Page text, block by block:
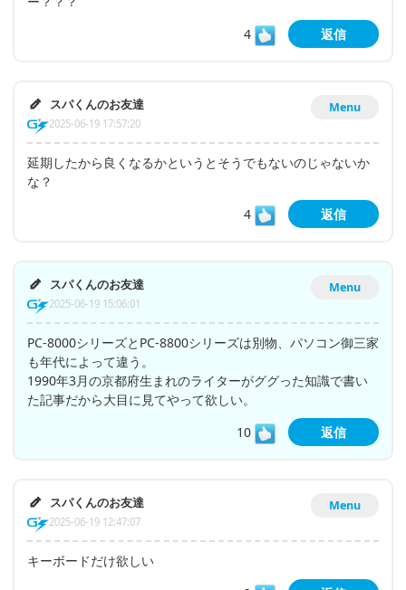
4
返信
Menu
スパくんのお友達
2025-06-19 17:57:20
延期したから良くなるかというとそうでもないのじゃないか
な？
4
返信
Menu
スパくんのお友達
2025-06-19 15:06:01
PC-8000シリーズとPC-8800シリーズは別物、パソコン御三家
も年代によって違う。
1990年3月の京都府生まれのライターがググった知識で書い
た記事だから大目に見てやって欲しい。
10
返信
Menu
スパくんのお友達
2025-06-19 12:47:07
キーボードだけ欲しい